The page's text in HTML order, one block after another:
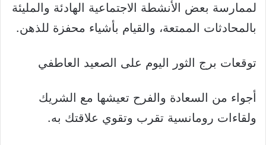
لممارسة بعض الأنشطة الاجتماعية الهادئة والمليئة
بالمحادثات الممتعة، والقيام بأشياء محفزة للذهن.
توقعات برج الثور اليوم على الصعيد العاطفي
أجواء من السعادة والفرح تعيشها مع الشريك
ولقاءات رومانسية تقرب وتقوي علاقتك به.